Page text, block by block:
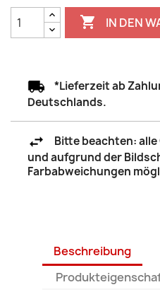
 IN DEN
*Lieferzeit ab
Deutschlands.
Bitte beachten:
und aufgrund der
Farbabweichungen
Beschreibung